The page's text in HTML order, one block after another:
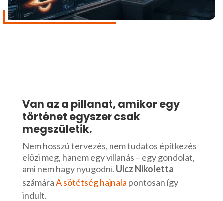
Van az a pillanat, amikor egy
történet egyszer csak
megszületik.
Nem hosszú tervezés, nem tudatos építkezés
előzi meg, hanem egy villanás – egy gondolat,
ami nem hagy nyugodni. Uicz Nikoletta
számáraA sötétség hajnala pontosan így
indult.